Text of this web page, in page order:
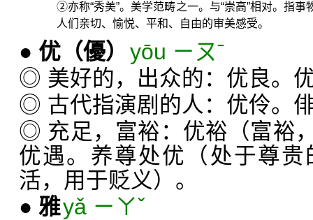
②亦称“秀美”。美学范畴之一。与“崇高”相对。指
人们亲切、愉悦、平和、自由的审美感受。
● 优 （優） yōu ㄧㄡˉ
◎ 美好的，出众的：优良。
◎ 古代指演剧的人：优伶。
◎ 充足，富裕：优裕（富裕
优遇。养尊处优（处于尊
活，用于贬义）。
● 雅yǎ ㄧㄚˇ